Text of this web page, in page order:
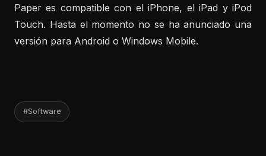
Paper es compatible con el iPhone, el iPad y iPod
Touch. Hasta el momento no se ha anunciado una
versión para Android o Windows Mobile.
#Software